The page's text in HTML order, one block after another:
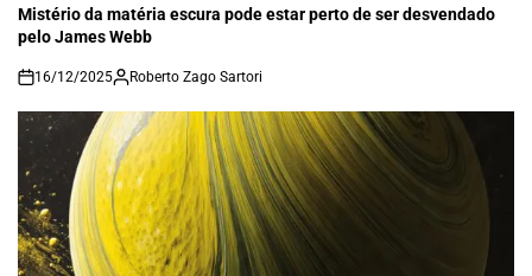
IN
Mistério da matéria escura pode estar perto de ser desvendado
pelo James Webb
on
16/12/2025 Roberto Zago Sartori